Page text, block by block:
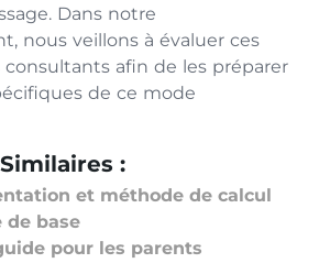
Dans notre
nous veillons à évaluer ces
consultants afin de les préparer
de ce mode
:
et méthode de calcul
de base
pour les parents